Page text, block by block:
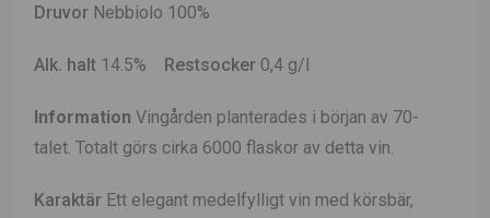
Druvor Nebbiolo 100%
Alk. halt 14.5% Restsocker 0,4 g/l
InformationVingården planterades i början av 70-
talet. Totalt görs cirka 6000 flaskor av detta vin.
Karaktär Ett elegant medelfylligt vin med körsbär,